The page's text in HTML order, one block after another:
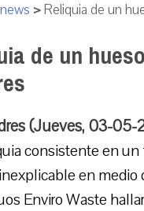
>Reliquia de un
de un
(Jueves, 03-05-
consistente en
en medio
Enviro Waste